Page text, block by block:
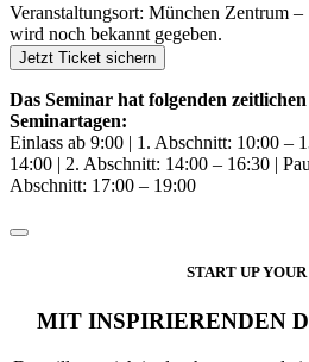
Veranstaltungsort: München Zentrum
wird noch bekannt gegeben.
Jetzt Ticket sichern
Das Seminar hat folgenden
Seminartagen:
Einlass ab 9:00 | 1. Abschnitt: 10:00 –
14:00 | 2. Abschnitt: 14:00 – 16:30 |
Abschnitt: 17:00 – 19:00
START UP
MIT INSPIRIERENDEN